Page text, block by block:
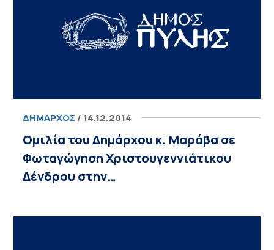
ΔΉΜΑΡΧΟΣ / 14.12.2014
Ομιλία του Δημάρχου κ. Μαράβα σε
Φωταγώγηση Χριστουγεννιάτικου
Δένδρου στην…